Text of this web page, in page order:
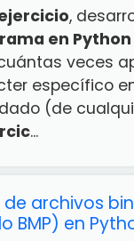
,
en Python
veces
específico
(de
...
de archivos
BMP) en